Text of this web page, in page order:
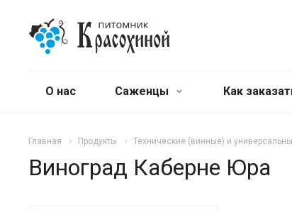
О нас Саженцы Как
Главная Продукты Технические (винные) и
Виноград Каберне Юра